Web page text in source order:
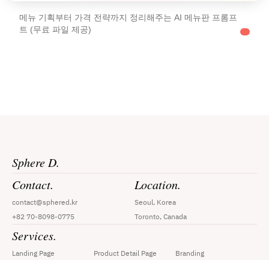
메뉴 기획부터 가격 전략까지 정리해주는 AI 메뉴판 프롬프
트 (무료 파일 제공)
Sphere D.
Contact.
contact@sphered.kr
+82 70-8098-0775
Location.
Seoul, Korea
Toronto, Canada
Services.
Branding
Landing Page Product Detail Page